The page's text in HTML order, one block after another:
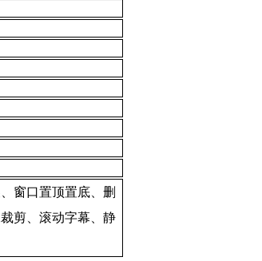
窗口置顶置底、删
剪、滚动字幕、静